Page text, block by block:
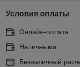
Условия оплаты
Онлайн-оплата
Наличными
Безналичный